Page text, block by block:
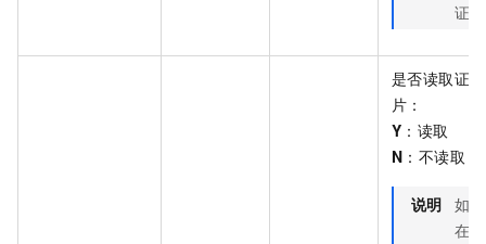
证。
是否读取证
片：
Y ：读取
N ：不读取
说明 如果
在后